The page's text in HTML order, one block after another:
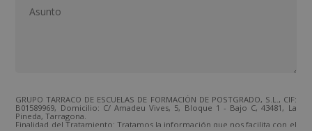
GRUPO TARRACO DE ESCUELAS DE FORMACIÓN DE POSTGRADO, S.L., CIF:
B01589969, Domicilio: C/ Amadeu Vives, 5, Bloque 1 - Bajo C, 43481, La
Pineda, Tarragona.
Finalidad del Tratamiento: Tratamos la información que nos facilita con el